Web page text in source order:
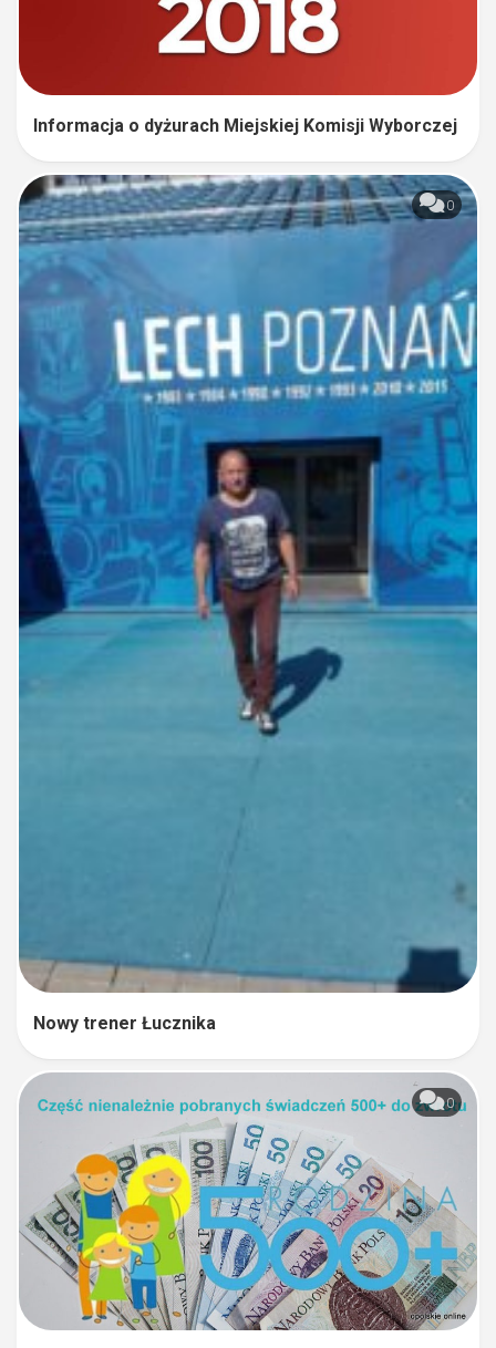
Informacja o dyżurach Miejskiej Komisji Wyborczej
0
Nowy trener Łucznika
0